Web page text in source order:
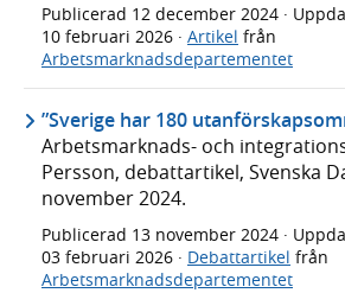
Publicerad 12 december 2024 ·
10 februari 2026 · Artikel från
Arbetsmarknadsdepartementet
”Sverige har 180
Arbetsmarknads- och
Persson, debattartikel, Svenska
november 2024.
Publicerad 13 november 2024 ·
03 februari 2026 · Debattartikel från
Arbetsmarknadsdepartementet